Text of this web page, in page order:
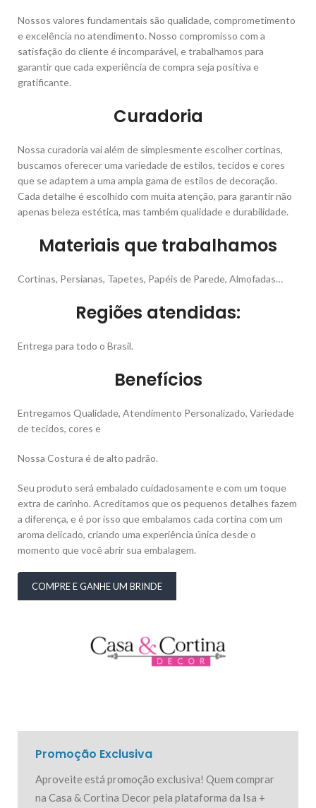
Nossos valores fundamentais são qualidade, comprometimento
e excelência no atendimento. Nosso compromisso com a
satisfação do cliente é incomparável, e trabalhamos para
garantir que cada experiência de compra seja positiva e
gratificante.
Curadoria
Nossa curadoria vai além de simplesmente escolher cortinas,
buscamos oferecer uma variedade de estilos, tecidos e cores
que se adaptem a uma ampla gama de estilos de decoração.
Cada detalhe é escolhido com muita atenção, para garantir não
apenas beleza estética, mas também qualidade e durabilidade.
Materiais que trabalhamos
Cortinas, Persianas, Tapetes, Papéis de Parede, Almofadas…
Regiões atendidas:
Entrega para todo o Brasil.
Benefícios
Entregamos Qualidade, Atendimento Personalizado, Variedade
de tecidos, cores e
Nossa Costura é de alto padrão.
Seu produto será embalado cuidadosamente e com um toque
extra de carinho. Acreditamos que os pequenos detalhes fazem
a diferença, e é por isso que embalamos cada cortina com um
aroma delicado, criando uma experiência única desde o
momento que você abrir sua embalagem.
COMPRE E GANHE UM BRINDE
Promoção Exclusiva
Aproveite está promoção exclusiva! Quem comprar
na Casa & Cortina Decor pela plataforma da Isa +